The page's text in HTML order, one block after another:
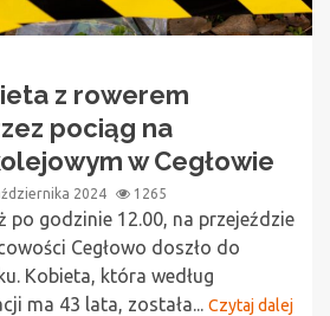
z rowerem
pociąg na
w Cegłowie
2024 1265
po godzinie 12.00, na przejeździe
Cegłowo doszło do
Kobieta, która według
ma 43 lata, została... Czytaj dalej